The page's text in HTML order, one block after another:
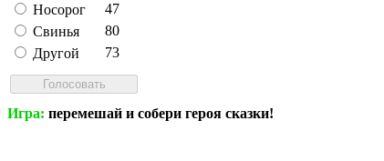
Носорог
47
Свинья
80
Другой
73
Игра: перемешай и собери героя сказки!